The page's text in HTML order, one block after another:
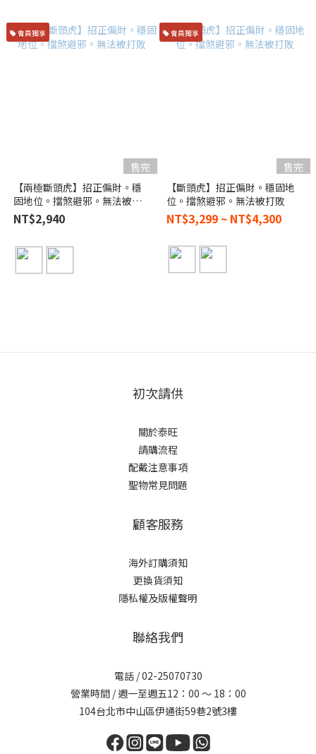
會員獨享
售完
【兩極斷頭虎】招正偏財。穩
固地位。擋煞避邪。無法被打
敗
NT$2,940
會員獨享
售完
【斷頭虎】招正偏財。穩固地
位。擋煞避邪。無法被打敗
NT$3,299 ~ NT$4,300
初次請供
關於泰旺
請購流程
配戴注意事項
聖物常見問題
顧客服務
海外訂購須知
更換貨須知
隱私權及版權聲明
聯絡我們
電話 /02-25070730
營業時間 / 週一至週五12：00 ～ 18：00
104台北市中山區伊通街59巷2號3樓